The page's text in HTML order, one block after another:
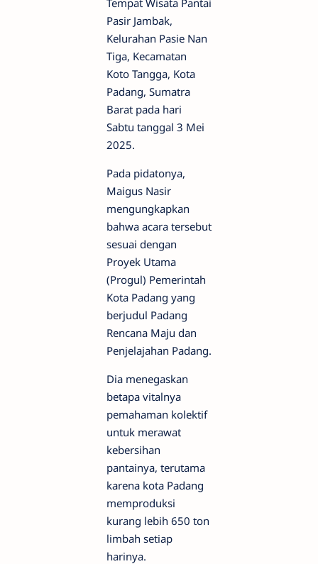
Tempat Wisata Pantai
Pasir Jambak,
Kelurahan Pasie Nan
Tiga, Kecamatan
Koto Tangga, Kota
Padang, Sumatra
Barat pada hari
Sabtu tanggal 3 Mei
2025.
Pada pidatonya,
Maigus Nasir
mengungkapkan
bahwa acara tersebut
sesuai dengan
Proyek Utama
(Progul) Pemerintah
Kota Padang yang
berjudul Padang
Rencana Maju dan
Penjelajahan Padang.
Dia menegaskan
betapa vitalnya
pemahaman kolektif
untuk merawat
kebersihan
pantainya, terutama
karena kota Padang
memproduksi
kurang lebih 650 ton
limbah setiap
harinya.